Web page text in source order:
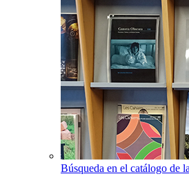
Búsqueda en el catálogo de